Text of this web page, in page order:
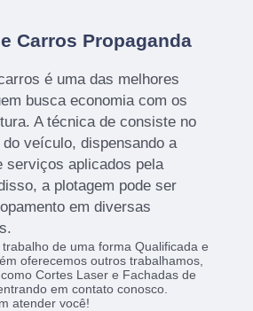
Carros Propaganda
é uma das melhores
busca economia com os
A técnica de consiste no
veículo, dispensando a
serviços aplicados pela
a plotagem pode ser
em diversas
de uma forma Qualificada e
oferecemos outros trabalhamos,
Cortes Laser e Fachadas de
em contato conosco.
atender você!